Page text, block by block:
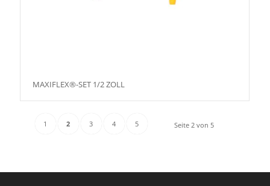
MAXIFLEX®-SET 1/2 ZOLL
Seite 2 von 5
1 2 3 4 5